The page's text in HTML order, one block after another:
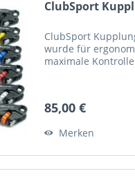
ClubSport
ClubSport
wurde für
maximale
85,00 €
Merken